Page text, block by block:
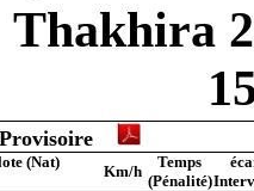
Thakhira
(Nat)
Km/h
Temps
(Pénalité)